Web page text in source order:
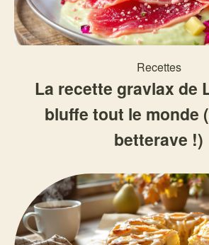
Recettes
La recette gravlax de
bluffe tout le monde
betterave !)